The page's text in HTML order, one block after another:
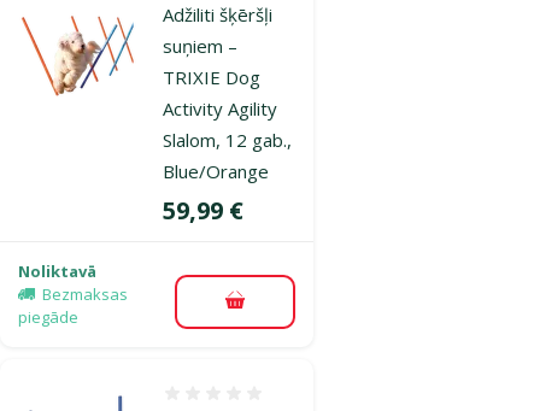
Adžiliti šķēršļi
suņiem –
TRIXIE Dog
Activity Agility
Slalom, 12 gab.,
Blue/Orange
Cena
59,99 €
Noliktavā
Bezmaksas
piegāde
Pievienot grozam